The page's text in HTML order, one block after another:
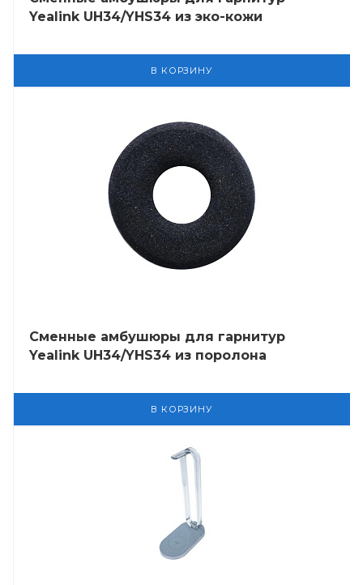
Yealink UH34/YHS34 из эко-кожи
В КОРЗИНУ
Сменные амбушюры для гарнитур
Yealink UH34/YHS34 из поролона
В КОРЗИНУ